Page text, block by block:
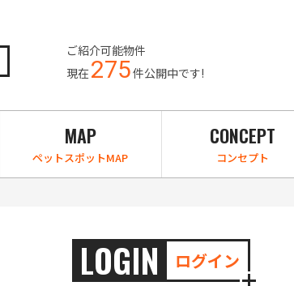
ご紹介可能物件
現在275件公開中です!
MAP
ペットスポットMAP
CONCEPT
コンセプト
LOGIN ログイン